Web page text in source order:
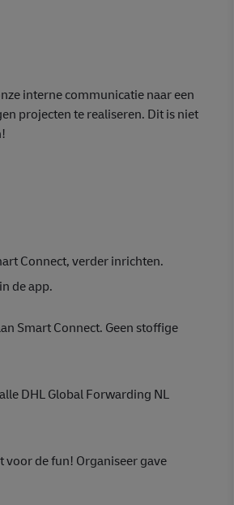
interne communicatie naar een
projecten te realiseren. Dit is niet
Connect, verder inrichten.
de app.
Smart Connect. Geen stoffige
DHL Global Forwarding NL
voor de fun! Organiseer gave